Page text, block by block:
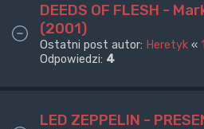
DEEDS OF FLESH -
(2001)
Ostatni post autor: Heretyk «
Odpowiedzi: 4
LED ZEPPELIN -